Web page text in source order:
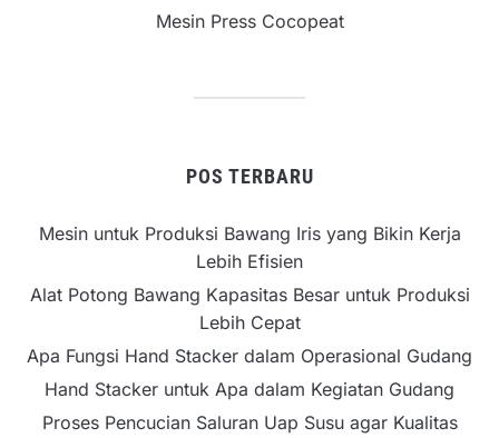
Mesin Press Cocopeat
POS TERBARU
Mesin untuk Produksi Bawang Iris yang Bikin Kerja
Lebih Efisien
Alat Potong Bawang Kapasitas Besar untuk Produksi
Lebih Cepat
Apa Fungsi Hand Stacker dalam Operasional Gudang
Hand Stacker untuk Apa dalam Kegiatan Gudang
Proses Pencucian Saluran Uap Susu agar Kualitas